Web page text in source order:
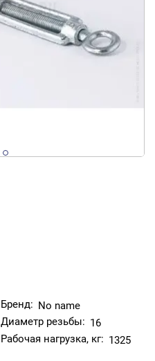
Бренд: No name
Диаметр резьбы: 16
Рабочая нагрузка, кг: 1325